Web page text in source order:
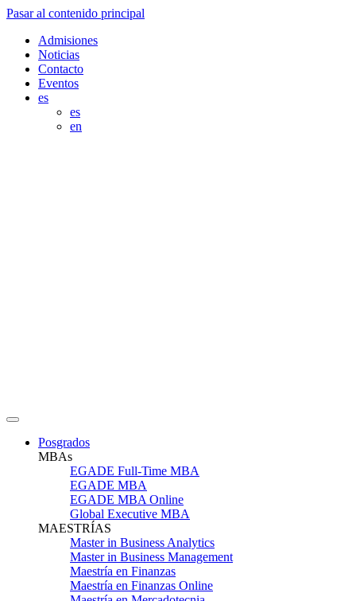
Pasar al contenido principal
Admisiones
Noticias
Contacto
Eventos
es
es
en
Posgrados
MBAs
EGADE Full-Time MBA
EGADE MBA
EGADE MBA Online
Global Executive MBA
MAESTRÍAS
Master in Business Analytics
Master in Business Management
Maestría en Finanzas
Maestría en Finanzas Online